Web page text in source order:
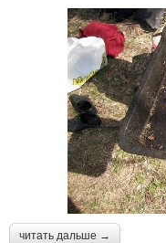
читать дальше →